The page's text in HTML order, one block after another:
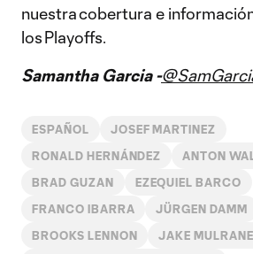
nuestra cobertura e
los Playoffs.
Samantha Garcia -
ESPAÑOL JOSEF MARTINEZ
RONALD HERNÁNDEZ ANTON
BRAD GUZAN EZEQUIEL BARCO
FRANCO IBARRA JÜRGEN DAMM
BROOKS LENNON JAKE